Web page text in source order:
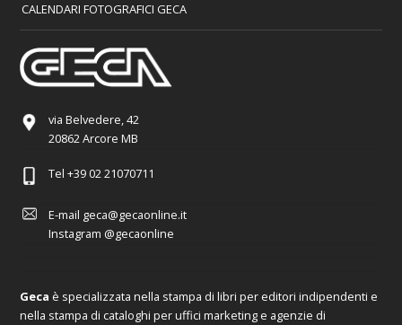
CALENDARI FOTOGRAFICI GECA
via Belvedere, 42
20862 Arcore MB
Tel +39 02 21070711
E-mail geca@gecaonline.it
Instagram @gecaonline
Geca è specializzata nella stampa di libri per editori indipendenti e
nella stampa di cataloghi per uffici marketing e agenzie di